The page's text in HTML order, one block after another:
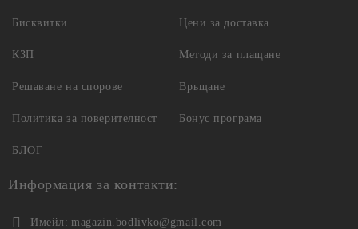
Бисквитки
КЗП
Решаване на спорове
Политика за поверителност
Цени за доставка
Методи за плащане
Връщане
Бонус програма
БЛОГ
Информация за контакти:
Имейл: magazin.bodlivko@gmail.com